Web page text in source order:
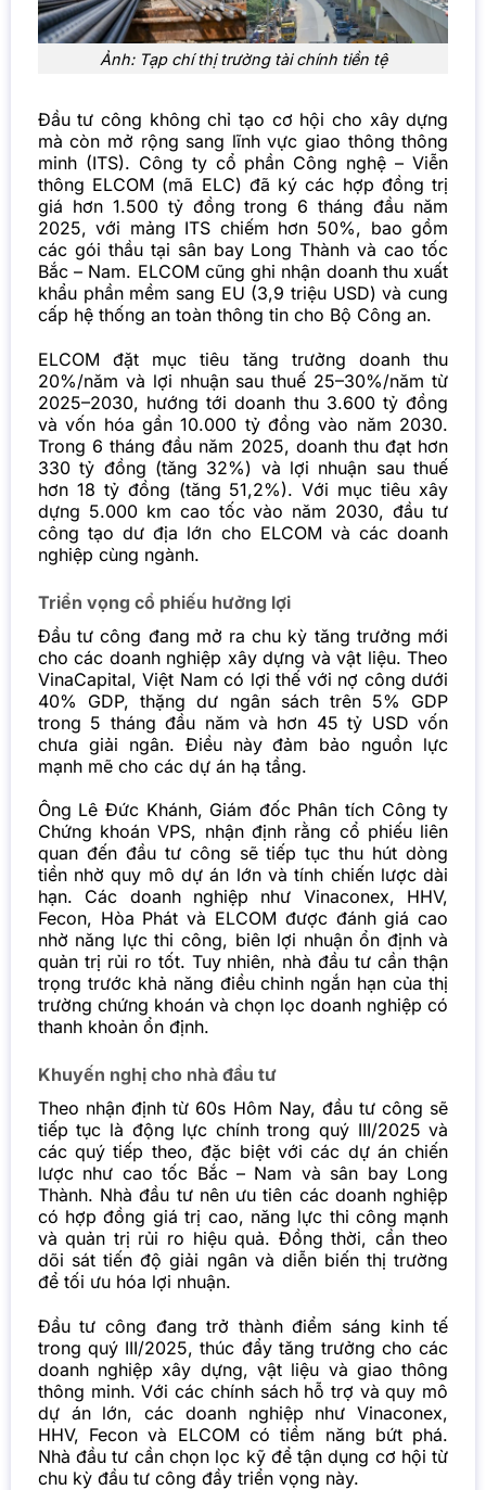
Ảnh: Tạp chí thị trường tài chính tiền tệ
Đầu tư công không chỉ tạo cơ hội cho xây dựng
mà còn mở rộng sang lĩnh vực giao thông thông
minh (ITS). Công ty cổ phần Công nghệ – Viễn
thông ELCOM (mã ELC) đã ký các hợp đồng trị
giá hơn 1.500 tỷ đồng trong 6 tháng đầu năm
2025, với mảng ITS chiếm hơn 50%, bao gồm
các gói thầu tại sân bay Long Thành và cao tốc
Bắc – Nam. ELCOM cũng ghi nhận doanh thu xuất
khẩu phần mềm sang EU (3,9 triệu USD) và cung
cấp hệ thống an toàn thông tin cho Bộ Công an.
ELCOM đặt mục tiêu tăng trưởng doanh thu
20%/năm và lợi nhuận sau thuế 25–30%/năm từ
2025–2030, hướng tới doanh thu 3.600 tỷ đồng
và vốn hóa gần 10.000 tỷ đồng vào năm 2030.
Trong 6 tháng đầu năm 2025, doanh thu đạt hơn
330 tỷ đồng (tăng 32%) và lợi nhuận sau thuế
hơn 18 tỷ đồng (tăng 51,2%). Với mục tiêu xây
dựng 5.000 km cao tốc vào năm 2030, đầu tư
công tạo dư địa lớn cho ELCOM và các doanh
nghiệp cùng ngành.
Triển vọng cổ phiếu hưởng lợi
Đầu tư công đang mở ra chu kỳ tăng trưởng mới
cho các doanh nghiệp xây dựng và vật liệu. Theo
VinaCapital, Việt Nam có lợi thế với nợ công dưới
40% GDP, thặng dư ngân sách trên 5% GDP
trong 5 tháng đầu năm và hơn 45 tỷ USD vốn
chưa giải ngân. Điều này đảm bảo nguồn lực
mạnh mẽ cho các dự án hạ tầng.
Ông Lê Đức Khánh, Giám đốc Phân tích Công ty
Chứng khoán VPS, nhận định rằng cổ phiếu liên
quan đến đầu tư công sẽ tiếp tục thu hút dòng
tiền nhờ quy mô dự án lớn và tính chiến lược dài
hạn. Các doanh nghiệp như Vinaconex, HHV,
Fecon, Hòa Phát và ELCOM được đánh giá cao
nhờ năng lực thi công, biên lợi nhuận ổn định và
quản trị rủi ro tốt. Tuy nhiên, nhà đầu tư cần thận
trọng trước khả năng điều chỉnh ngắn hạn của thị
trường chứng khoán và chọn lọc doanh nghiệp có
thanh khoản ổn định.
Khuyến nghị cho nhà đầu tư
Theo nhận định từ 60s Hôm Nay, đầu tư công sẽ
tiếp tục là động lực chính trong quý III/2025 và
các quý tiếp theo, đặc biệt với các dự án chiến
lược như cao tốc Bắc – Nam và sân bay Long
Thành. Nhà đầu tư nên ưu tiên các doanh nghiệp
có hợp đồng giá trị cao, năng lực thi công mạnh
và quản trị rủi ro hiệu quả. Đồng thời, cần theo
dõi sát tiến độ giải ngân và diễn biến thị trường
để tối ưu hóa lợi nhuận.
Đầu tư công đang trở thành điểm sáng kinh tế
trong quý III/2025, thúc đẩy tăng trưởng cho các
doanh nghiệp xây dựng, vật liệu và giao thông
thông minh. Với các chính sách hỗ trợ và quy mô
dự án lớn, các doanh nghiệp như Vinaconex,
HHV, Fecon và ELCOM có tiềm năng bứt phá.
Nhà đầu tư cần chọn lọc kỹ để tận dụng cơ hội từ
chu kỳ đầu tư công đầy triển vọng này.